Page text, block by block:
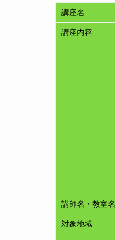
講座名
講座内容
講師名・教室名
対象地域